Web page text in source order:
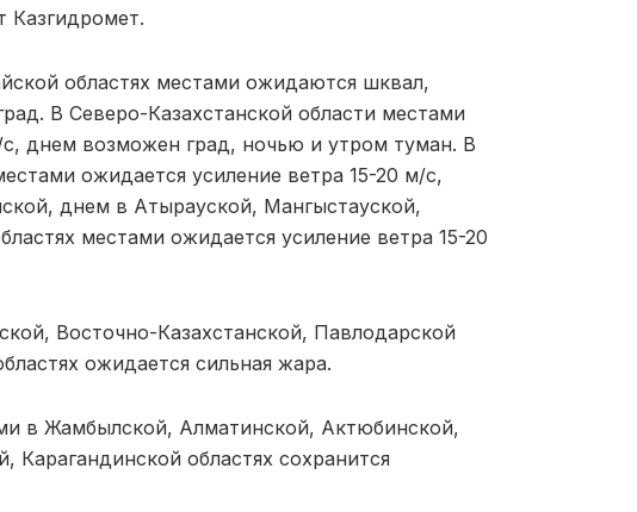
Казгидромет.
областях местами ожидаются шквал,
В Северо-Казахстанской области местами
днем возможен град, ночью и утром туман. В
ожидается усиление ветра 15-20 м/с,
днем в Атырауской, Мангыстауской,
местами ожидается усиление ветра 15-20
Восточно-Казахстанской, Павлодарской
ожидается сильная жара.
в Жамбылской, Алматинской, Актюбинской,
Карагандинской областях сохранится